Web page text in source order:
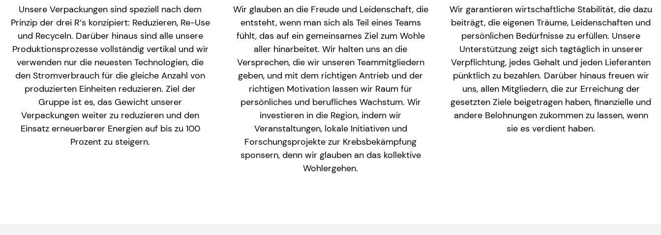
Unsere Verpackungen sind speziell nach dem
Prinzip der drei R‘s konzipiert: Reduzieren, Re-Use
und Recyceln. Darüber hinaus sind alle unsere
Produktionsprozesse vollständig vertikal und wir
verwenden nur die neuesten Technologien, die
den Stromverbrauch für die gleiche Anzahl von
produzierten Einheiten reduzieren. Ziel der
Gruppe ist es, das Gewicht unserer
Verpackungen weiter zu reduzieren und den
Einsatz erneuerbarer Energien auf bis zu 100
Prozent zu steigern.
Wir glauben an die Freude und Leidenschaft, die
entsteht, wenn man sich als Teil eines Teams
fühlt, das auf ein gemeinsames Ziel zum Wohle
aller hinarbeitet. Wir halten uns an die
Versprechen, die wir unseren Teammitgliedern
geben, und mit dem richtigen Antrieb und der
richtigen Motivation lassen wir Raum für
persönliches und berufliches Wachstum. Wir
investieren in die Region, indem wir
Veranstaltungen, lokale Initiativen und
Forschungsprojekte zur Krebsbekämpfung
sponsern, denn wir glauben an das kollektive
Wohlergehen.
Wir garantieren wirtschaftliche Stabilität, die dazu
beiträgt, die eigenen Träume, Leidenschaften und
persönlichen Bedürfnisse zu erfüllen. Unsere
Unterstützung zeigt sich tagtäglich in unserer
Verpflichtung, jedes Gehalt und jeden Lieferanten
pünktlich zu bezahlen. Darüber hinaus freuen wir
uns, allen Mitgliedern, die zur Erreichung der
gesetzten Ziele beigetragen haben, finanzielle und
andere Belohnungen zukommen zu lassen, wenn
sie es verdient haben.